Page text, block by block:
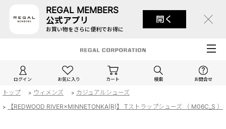
REGAL MEMBERS
公式アプリ
お買い物をさらに便利でお得に
開く
ログイン お気に入り カート 検索 お問合せ
トップ > ウィメンズ > カジュアルシューズ
> 【REDWOOD RIVER×MINNETONKA(R)】 Tストラップシューズ （ M06C_S ）